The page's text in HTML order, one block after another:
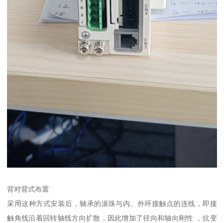
背对背式布置
采用这种方式安装后，轴承的滚珠与内、外环接触点的连线，即接
触角线沿着回转轴线方向扩散，因此增加了径向和轴向刚性 ，抗变